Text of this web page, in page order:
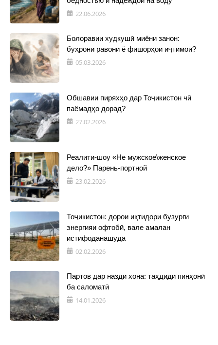
22.06.2026
Болоравии худкушӣ миёни занон:
бӯҳрони равонӣ ё фишорҳои иҷтимоӣ?
05.03.2026
Обшавии пиряхҳо дар Тоҷикистон чӣ
паёмадҳо дорад?
27.02.2026
Реалити-шоу «Не мужское\женское
дело?» Парень-портной
23.02.2026
Тоҷикистон: дорои иқтидори бузурги
энергияи офтобӣ, вале амалан
истифоданашуда
02.02.2026
Партов дар назди хона: таҳдиди пинҳонӣ
ба саломатӣ
14.01.2026